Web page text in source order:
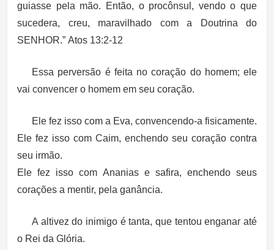
guiasse pela mão. Então, o procônsul, vendo o que
sucedera, creu, maravilhado com a Doutrina do
SENHOR.” Atos 13:2-12
Essa perversão é feita no coração do homem; ele
vai convencer o homem em seu coração.
Ele fez isso com a Eva, convencendo-a fisicamente.
Ele fez isso com Caim, enchendo seu coração contra
seu irmão.
Ele fez isso com Ananias e safira, enchendo seus
corações a mentir, pela ganância.
A altivez do inimigo é tanta, que tentou enganar até
o Rei da Glória.